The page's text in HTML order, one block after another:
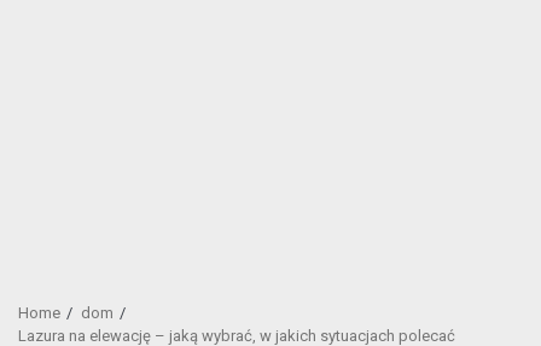
Home
dom
Lazura na elewację – jaką wybrać, w jakich sytuacjach polecać